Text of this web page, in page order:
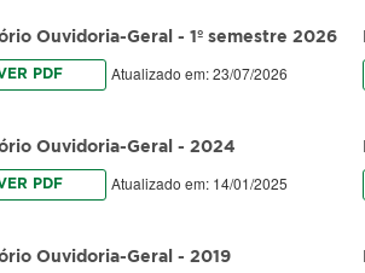
Ouvidoria-Geral - 1º semestre 2026
PDF Atualizado em: 23/07/2026
Ouvidoria-Geral - 2024
PDF Atualizado em: 14/01/2025
Ouvidoria-Geral - 2019